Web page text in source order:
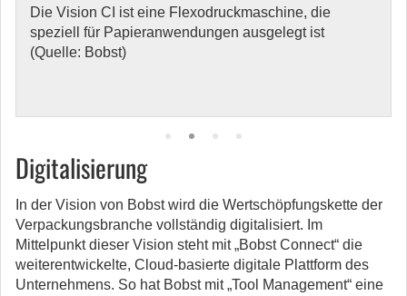
Die Vision CI ist eine Flexodruckmaschine, die
speziell für Papieranwendungen ausgelegt ist
(Quelle: Bobst)
Digitalisierung
In der Vision von Bobst wird die Wertschöpfungskette der
Verpackungsbranche vollständig digitalisiert. Im
Mittelpunkt dieser Vision steht mit „Bobst Connect“ die
weiterentwickelte, Cloud-basierte digitale Plattform des
Unternehmens. So hat Bobst mit „Tool Management“ eine